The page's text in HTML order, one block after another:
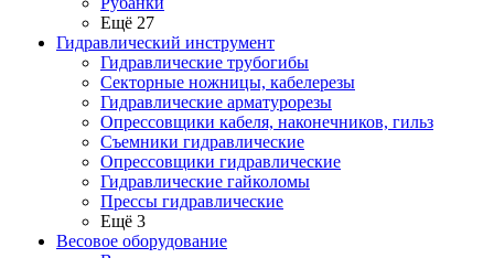
Ещё 27
Гидравлический инструмент
Гидравлические трубогибы
Секторные ножницы, кабелерезы
Гидравлические арматурорезы
Опрессовщики кабеля, наконечников, гильз
Съемники гидравлические
Опрессовщики гидравлические
Гидравлические гайколомы
Прессы гидравлические
Ещё 3
Весовое оборудование